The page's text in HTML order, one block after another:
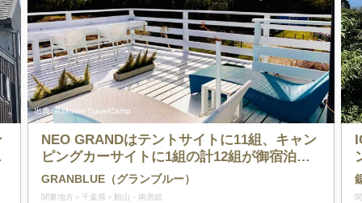
出典:RakutenTravelCamp
NEO GRANDはテントサイトに11組、キャン
ピングカーサイトに1組の計12組が御宿泊頂
ける施設です。都会の喧騒を忘れ、日々の疲
れを癒す最高のスポット!贅沢な癒しと安らぎ
GRANBLUE（グランブルー）
関東地方 千葉県 館山・南房総